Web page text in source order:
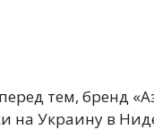
тем, бренд
Украину в